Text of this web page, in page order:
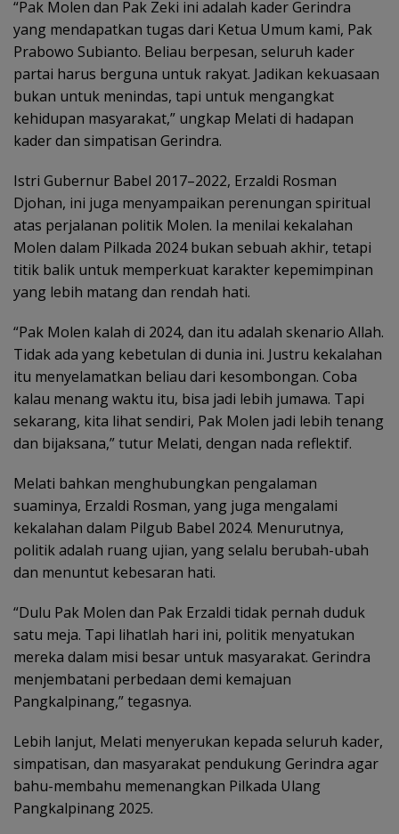
“Pak Molen dan Pak Zeki ini adalah kader Gerindra
yang mendapatkan tugas dari Ketua Umum kami, Pak
Prabowo Subianto. Beliau berpesan, seluruh kader
partai harus berguna untuk rakyat. Jadikan kekuasaan
bukan untuk menindas, tapi untuk mengangkat
kehidupan masyarakat,” ungkap Melati di hadapan
kader dan simpatisan Gerindra.
Istri Gubernur Babel 2017–2022, Erzaldi Rosman
Djohan, ini juga menyampaikan perenungan spiritual
atas perjalanan politik Molen. Ia menilai kekalahan
Molen dalam Pilkada 2024 bukan sebuah akhir, tetapi
titik balik untuk memperkuat karakter kepemimpinan
yang lebih matang dan rendah hati.
“Pak Molen kalah di 2024, dan itu adalah skenario Allah.
Tidak ada yang kebetulan di dunia ini. Justru kekalahan
itu menyelamatkan beliau dari kesombongan. Coba
kalau menang waktu itu, bisa jadi lebih jumawa. Tapi
sekarang, kita lihat sendiri, Pak Molen jadi lebih tenang
dan bijaksana,” tutur Melati, dengan nada reflektif.
Melati bahkan menghubungkan pengalaman
suaminya, Erzaldi Rosman, yang juga mengalami
kekalahan dalam Pilgub Babel 2024. Menurutnya,
politik adalah ruang ujian, yang selalu berubah-ubah
dan menuntut kebesaran hati.
“Dulu Pak Molen dan Pak Erzaldi tidak pernah duduk
satu meja. Tapi lihatlah hari ini, politik menyatukan
mereka dalam misi besar untuk masyarakat. Gerindra
menjembatani perbedaan demi kemajuan
Pangkalpinang,” tegasnya.
Lebih lanjut, Melati menyerukan kepada seluruh kader,
simpatisan, dan masyarakat pendukung Gerindra agar
bahu-membahu memenangkan Pilkada Ulang
Pangkalpinang 2025.